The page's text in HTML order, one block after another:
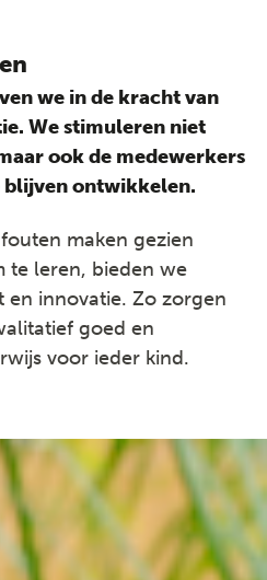
we in de kracht van
We stimuleren niet
ook de medewerkers
blijven ontwikkelen.
maken gezien
te leren, bieden we
innovatie. Zo zorgen
goed en
voor ieder kind.